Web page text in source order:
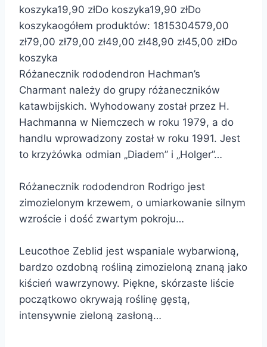
koszyka19,90 złDo koszyka19,90 złDo
koszykaogółem produktów: 1815304579,00
zł79,00 zł79,00 zł49,00 zł48,90 zł45,00 złDo
koszyka
Różanecznik rododendron Hachman’s
Charmant należy do grupy różaneczników
katawbijskich. Wyhodowany został przez H.
Hachmanna w Niemczech w roku 1979, a do
handlu wprowadzony został w roku 1991. Jest
to krzyżówka odmian „Diadem” i „Holger”…
Różanecznik rododendron Rodrigo jest
zimozielonym krzewem, o umiarkowanie silnym
wzroście i dość zwartym pokroju…
Leucothoe Zeblid jest wspaniale wybarwioną,
bardzo ozdobną rośliną zimozieloną znaną jako
kiścień wawrzynowy. Piękne, skórzaste liście
początkowo okrywają roślinę gęstą,
intensywnie zieloną zasłoną…